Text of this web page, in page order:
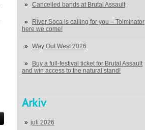
Cancelled bands at Brutal Assault
River Soca is calling for you – Tolminator
here we come!
Way Out West 2026
Buy a full-festival ticket for Brutal Assault
and win access to the natural stand!
Arkiv
juli 2026